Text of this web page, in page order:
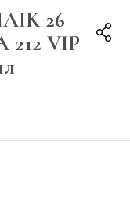
26
212 VIP